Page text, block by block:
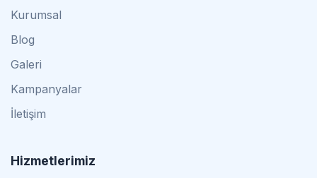
Kurumsal
Blog
Galeri
Kampanyalar
İletişim
Hizmetlerimiz